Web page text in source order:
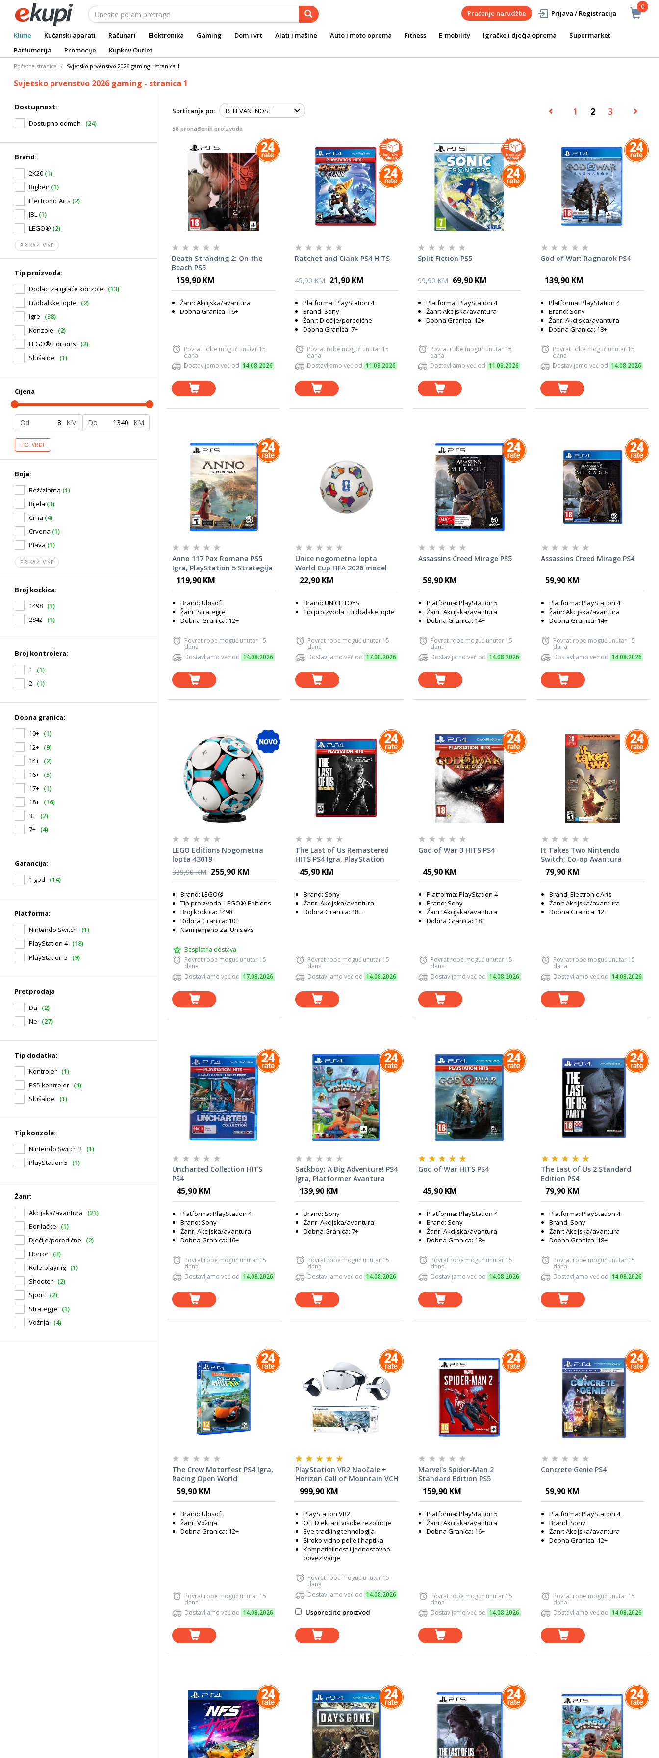
0
Praćenje narudžbe Prijava / Registracija
Klime Kućanski aparati Računari Elektronika Gaming Dom i vrt Alati i mašine Auto i moto oprema Fitness E-mobility Igračke i dječja oprema
Supermarket
Parfumerija
Promocije Kupkov Outlet
Početna stranica Svjetsko prvenstvo 2026 gaming - stranica 1
Svjetsko prvenstvo 2026 gaming - stranica 1
Dostupnost:
Dostupno odmah
(24)
Brand:
2K20 (1)
Bigben (1)
Electronic Arts (2)
JBL (1)
LEGO® (2)
PRIKAŽI VIŠE
Tip proizvoda:
Dodaci za igraće konzole
(13)
Fudbalske lopte
(2)
Igre
(38)
Konzole
(2)
LEGO® Editions
(2)
Slušalice
(1)
Cijena
Od KM Do KM
POTVRDI
Boja:
Bež/zlatna (1)
Bijela (3)
Crna (4)
Crvena (1)
Plava (1)
PRIKAŽI VIŠE
Broj kockica:
1498 (1)
2842 (1)
Broj kontrolera:
1
(1)
2 (1)
Dobna granica:
10+ (1)
12+ (9)
14+ (2)
16+ (5)
17+ (1)
18+ (16)
3+ (2)
7+ (4)
Garancija:
1 god
(14)
Platforma:
Nintendo Switch
(1)
PlayStation 4 (18)
PlayStation 5
(9)
Pretprodaja
Da
(2)
Ne
(27)
Tip dodatka:
Kontroler (1)
PS5 kontroler (4)
Slušalice
(1)
Tip konzole:
Nintendo Switch 2
(1)
PlayStation 5
(1)
Žanr:
Akcijska/avantura
(21)
Borilačke
(1)
Dječije/porodične
(2)
Horror (3)
Role-playing (1)
Shooter (2)
Sport (2)
Strategije
(1)
Vožnja
(4)
Sortiranje po: 1 2 3
58 pronađenih proizvoda
Death Stranding 2: On the
Beach PS5
159,90 KM
Žanr: Akcijska/avantura
Dobna Granica: 16+
Povrat robe moguć unutar 15
dana
Dostavljamo već od 14.08.2026
Ratchet and Clank PS4 HITS
45,90 KM 21,90 KM
Platforma: PlayStation 4
Brand: Sony
Žanr: Dječije/porodične
Dobna Granica: 7+
Povrat robe moguć unutar 15
dana
Dostavljamo već od 11.08.2026
Split Fiction PS5
99,90 KM 69,90 KM
Platforma: PlayStation 4
Žanr: Akcijska/avantura
Dobna Granica: 12+
Povrat robe moguć unutar 15
dana
Dostavljamo već od 11.08.2026
God of War: Ragnarok PS4
139,90 KM
Platforma: PlayStation 4
Brand: Sony
Žanr: Akcijska/avantura
Dobna Granica: 18+
Povrat robe moguć unutar 15
dana
Dostavljamo već od 14.08.2026
Anno 117 Pax Romana PS5
Igra, PlayStation 5 Strategija
119,90 KM
Brand: Ubisoft
Žanr: Strategije
Dobna Granica: 12+
Povrat robe moguć unutar 15
dana
Dostavljamo već od 14.08.2026
Unice nogometna lopta
World Cup FIFA 2026 model
1038
22,90 KM
Brand: UNICE TOYS
Tip proizvoda: Fudbalske lopte
Povrat robe moguć unutar 15
dana
Dostavljamo već od 17.08.2026
Assassins Creed Mirage PS5
59,90 KM
Platforma: PlayStation 5
Žanr: Akcijska/avantura
Dobna Granica: 14+
Povrat robe moguć unutar 15
dana
Dostavljamo već od 14.08.2026
Assassins Creed Mirage PS4
59,90 KM
Platforma: PlayStation 4
Žanr: Akcijska/avantura
Dobna Granica: 14+
Povrat robe moguć unutar 15
dana
Dostavljamo već od 14.08.2026
LEGO Editions Nogometna
lopta 43019
339,90 KM 255,90 KM
Brand: LEGO®
Tip proizvoda: LEGO® Editions
Broj kockica: 1498
Dobna Granica: 10+
Namijenjeno za: Uniseks
Besplatna dostava
Povrat robe moguć unutar 15
dana
Dostavljamo već od 17.08.2026
The Last of Us Remastered
HITS PS4 Igra, PlayStation
Hits Akcija Avantura
45,90 KM
Brand: Sony
Žanr: Akcijska/avantura
Dobna Granica: 18+
Povrat robe moguć unutar 15
dana
Dostavljamo već od 14.08.2026
God of War 3 HITS PS4
45,90 KM
Platforma: PlayStation 4
Brand: Sony
Žanr: Akcijska/avantura
Dobna Granica: 18+
Povrat robe moguć unutar 15
dana
Dostavljamo već od 14.08.2026
It Takes Two Nintendo
Switch, Co-op Avantura
79,90 KM
Brand: Electronic Arts
Žanr: Akcijska/avantura
Dobna Granica: 12+
Povrat robe moguć unutar 15
dana
Dostavljamo već od 14.08.2026
Uncharted Collection HITS
PS4
45,90 KM
Platforma: PlayStation 4
Brand: Sony
Žanr: Akcijska/avantura
Dobna Granica: 16+
Povrat robe moguć unutar 15
dana
Dostavljamo već od 14.08.2026
Sackboy: A Big Adventure! PS4
Igra, Platformer Avantura
139,90 KM
Brand: Sony
Žanr: Akcijska/avantura
Dobna Granica: 7+
Povrat robe moguć unutar 15
dana
Dostavljamo već od 14.08.2026
God of War HITS PS4
45,90 KM
Platforma: PlayStation 4
Brand: Sony
Žanr: Akcijska/avantura
Dobna Granica: 18+
Povrat robe moguć unutar 15
dana
Dostavljamo već od 14.08.2026
The Last of Us 2 Standard
Edition PS4
79,90 KM
Platforma: PlayStation 4
Brand: Sony
Žanr: Akcijska/avantura
Dobna Granica: 18+
Povrat robe moguć unutar 15
dana
Dostavljamo već od 14.08.2026
The Crew Motorfest PS4 Igra,
Racing Open World
59,90 KM
Brand: Ubisoft
Žanr: Vožnja
Dobna Granica: 12+
Povrat robe moguć unutar 15
dana
Dostavljamo već od 14.08.2026
PlayStation VR2 Naočale +
Horizon Call of Mountain VCH
999,90 KM
PlayStation VR2
OLED ekrani visoke rezolucije
Eye-tracking tehnologija
Široko vidno polje i haptika
Kompatibilnost i jednostavno
povezivanje
Povrat robe moguć unutar 15
dana
Dostavljamo već od 14.08.2026
Usporedite proizvod
Marvel's Spider-Man 2
Standard Edition PS5
159,90 KM
Platforma: PlayStation 5
Žanr: Akcijska/avantura
Dobna Granica: 16+
Povrat robe moguć unutar 15
dana
Dostavljamo već od 14.08.2026
Concrete Genie PS4
59,90 KM
Platforma: PlayStation 4
Brand: Sony
Žanr: Akcijska/avantura
Dobna Granica: 12+
Povrat robe moguć unutar 15
dana
Dostavljamo već od 14.08.2026